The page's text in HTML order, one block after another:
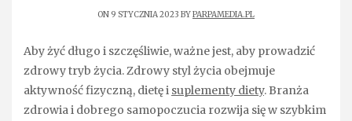
ON 9 STYCZNIA 2023 BYPARPAMEDIA.PL
Aby żyć długo i szczęśliwie, ważne jest, aby prowadzić
zdrowy tryb życia. Zdrowy styl życia obejmuje
aktywność fizyczną, dietę i suplementy diety. Branża
zdrowia i dobrego samopoczucia rozwija się w szybkim